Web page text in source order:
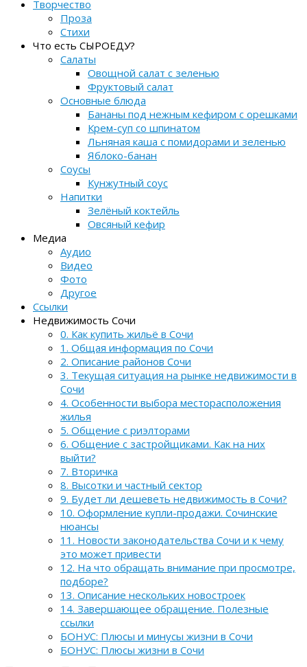
Творчество
Проза
Стихи
Что есть СЫРОЕДУ?
Салаты
Овощной салат с зеленью
Фруктовый салат
Основные блюда
Бананы под нежным кефиром с орешками
Крем-суп со шпинатом
Льняная каша с помидорами и зеленью
Яблоко-банан
Соусы
Кунжутный соус
Напитки
Зелёный коктейль
Овсяный кефир
Медиа
Аудио
Видео
Фото
Другое
Ссылки
Недвижимость Сочи
0. Как купить жильё в Сочи
1. Общая информация по Сочи
2. Описание районов Сочи
3. Текущая ситуация на рынке недвижимости в
Сочи
4. Особенности выбора месторасположения
жилья
5. Общение с риэлторами
6. Общение с застройщиками. Как на них
выйти?
7. Вторичка
8. Высотки и частный сектор
9. Будет ли дешеветь недвижимость в Сочи?
10. Оформление купли-продажи. Сочинские
нюансы
11. Новости законодательства Сочи и к чему
это может привести
12. На что обращать внимание при просмотре,
подборе?
13. Описание нескольких новостроек
14. Завершающее обращение. Полезные
ссылки
БОНУС: Плюсы и минусы жизни в Сочи
БОНУС: Плюсы жизни в Сочи